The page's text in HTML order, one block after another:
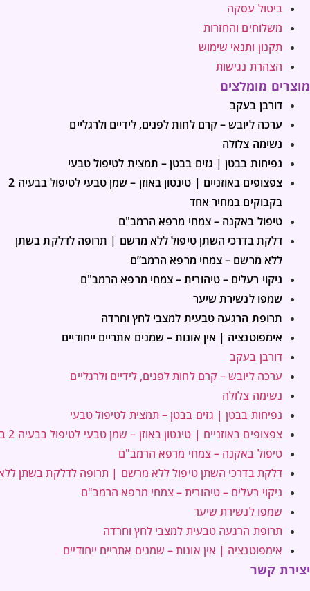
ביטול עסקה
משלוחים והחזרות
תקנון ותנאי שימוש
הצהרת נגישות
מוצרים מומלצים
דורבן בעקב
ערכה ליובש – קרם לחות לפנים, לידיים ולרגליים
נשימה צלולה
נפיחות בבטן | גזים בבטן – תמצית לטיפול טבעי
צפצופים באוזניים | טינטון באוזן – שמן טבעי לטיפול בבעיה 2
בקבוקים במחיר אחד
טיפול באקנה – צמחי מרפא הרמב"ם
דלקת בדרכי השתן טיפול ללא מרשם | תרופה לדלקת בשתן
ללא מרשם – צמחי מרפא הרמב”ם
ניקוי רעלים – טיהורית – צמחי מרפא הרמב"ם
שמפו לנשירת שיער
תרופת הרגעה טבעית למצבי לחץ וחרדה
אימפוטנציה | אין אונות – שמנים אתריים ייחודיים
דורבן בעקב
ערכה ליובש – קרם לחות לפנים, לידיים ולרגליים
נשימה צלולה
נפיחות בבטן | גזים בבטן – תמצית לטיפול טבעי
צפצופים באוזניים | טינטון באוזן – שמן טבעי לטיפול בבעיה 2 בקבוקים במחיר אחד
טיפול באקנה – צמחי מרפא הרמב"ם
דלקת בדרכי השתן טיפול ללא מרשם | תרופה לדלקת בשתן
ניקוי רעלים – טיהורית – צמחי מרפא הרמב"ם
שמפו לנשירת שיער
תרופת הרגעה טבעית למצבי לחץ וחרדה
אימפוטנציה | אין אונות – שמנים אתריים ייחודיים
יצירת קשר